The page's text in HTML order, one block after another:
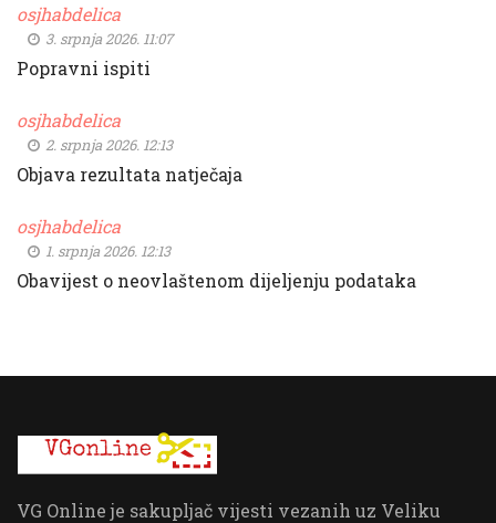
osjhabdelica
3. srpnja 2026. 11:07
Popravni ispiti
osjhabdelica
2. srpnja 2026. 12:13
Objava rezultata natječaja
osjhabdelica
1. srpnja 2026. 12:13
Obavijest o neovlaštenom dijeljenju podataka
VG Online je sakupljač vijesti vezanih uz Veliku